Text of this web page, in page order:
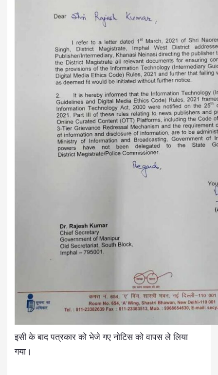
इसी के बाद पत्रकार को भेजे गए नोटिस को वापस ले लिया
गया।